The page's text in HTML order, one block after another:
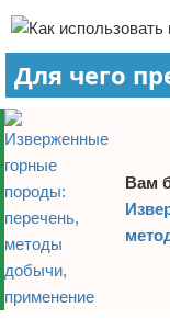
Менеджмент
Для чего
Вам